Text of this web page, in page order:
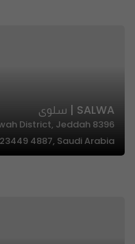
SALWA | سلوى
District, Jeddah
23449 4887, Saudi Arabia